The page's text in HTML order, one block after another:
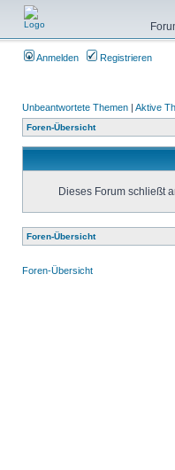
Anmelden Registrieren
Unbeantwortete Themen | Aktive
Foren-Übersicht
Dieses Forum schließt
Foren-Übersicht
Foren-Übersicht